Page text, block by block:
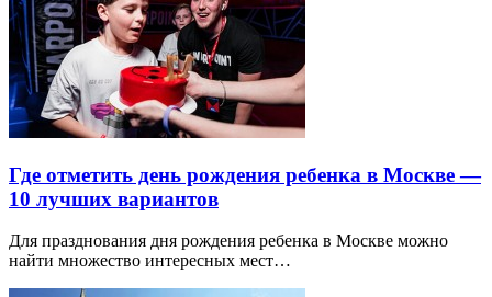
Где отметить день рождения ребенка в Москве —
10 лучших вариантов
Для празднования дня рождения ребенка в Москве можно
найти множество интересных мест…